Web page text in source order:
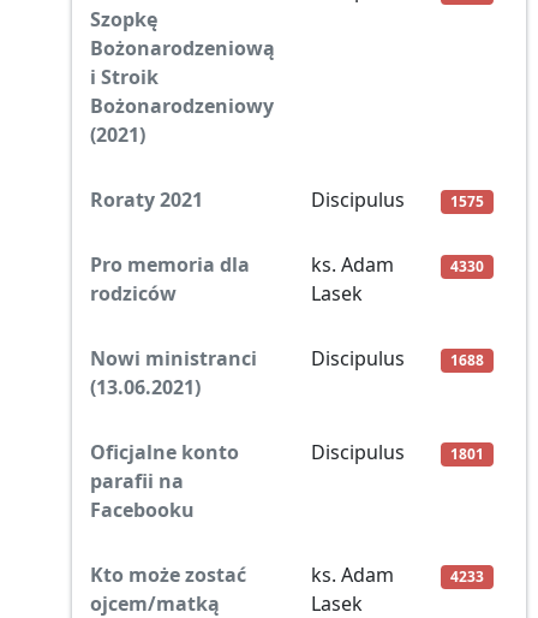
Szopkę
Bożonarodzeniową
i Stroik
Bożonarodzeniowy
(2021)
Roraty 2021 Discipulus 1575
Pro memoria dla
rodziców
ks. Adam
Lasek
4330
Nowi ministranci
(13.06.2021)
Discipulus 1688
Oficjalne konto
parafii na
Facebooku
Discipulus 1801
Kto może zostać
ojcem/matką
ks. Adam
Lasek
4233